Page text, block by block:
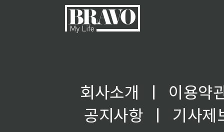
회사소개 ㅣ
이용약
공지사항
ㅣ
기사제